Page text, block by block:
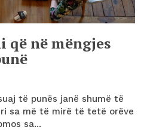
që në mëngjes
të punës janë shumë të
sa më të mirë të tetë orëve
sa...